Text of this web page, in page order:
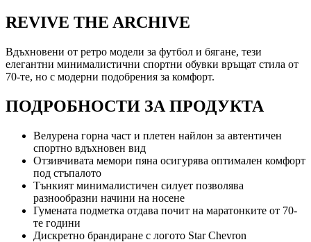
REVIVE THE ARCHIVE
Вдъхновени от ретро модели за футбол и бягане, тези
елегантни минималистични спортни обувки връщат стила от
70-те, но с модерни подобрения за комфорт.
ПОДРОБНОСТИ ЗА ПРОДУКТА
Велурена горна част и плетен найлон за автентичен
спортно вдъхновен вид
Отзивчивата мемори пяна осигурява оптимален комфорт
под стъпалото
Тънкият минималистичен силует позволява
разнообразни начини на носене
Гумената подметка отдава почит на маратонките от 70-
те години
Дискретно брандиране с логото Star Chevron